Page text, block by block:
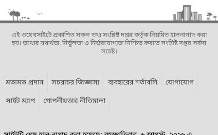
এই ওয়েবসাইটে প্রকাশিত সকল তথ্য সংশ্লিষ্ট দপ্তর কর্তৃক নিয়মিত হালনাগাদ করা
হয়। তথ্যের যথার্থতা, নির্ভুলতা ও নির্ভরযোগ্যতা নিশ্চিত করতে সংশ্লিষ্ট দপ্তর সর্বদা
সচেষ্ট।
মতামত প্রদান সচরাচর জিজ্ঞাস্য ব্যবহারের শর্তাবলি
যোগাযোগ
সাইট ম্যাপ
গোপনীয়তার নীতিমালা